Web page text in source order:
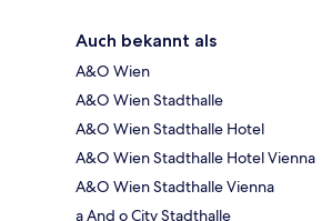
Auch bekannt als
A&O Wien
A&O Wien Stadthalle
A&O Wien Stadthalle Hotel
A&O Wien Stadthalle Hotel Vienna
A&O Wien Stadthalle Vienna
a And o City Stadthalle